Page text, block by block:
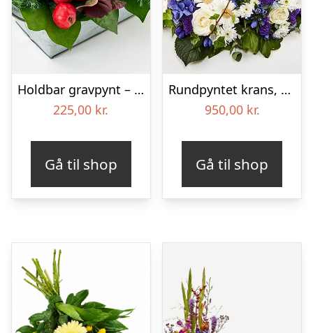
Holdbar gravpynt – Blomster til begravelse
225,00 kr.
Gå til shop
Rundpyntet krans, blå og hvid – Blomster til begravelse
950,00 kr.
Gå til shop